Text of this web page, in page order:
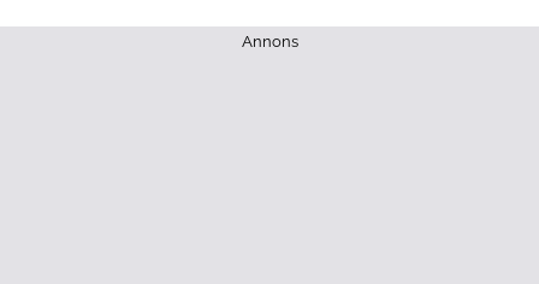
Annons